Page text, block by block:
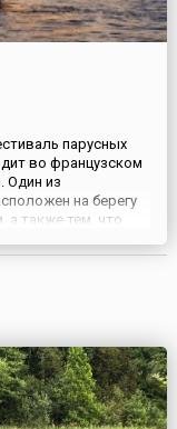
парусных
во французском
Один из
на берегу
а также тем, что
позиций